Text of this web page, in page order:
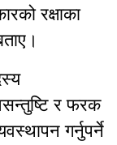
रक्षाका
र फरक
गर्नुपर्ने